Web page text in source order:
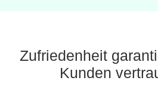
Zufriedenheit
Kunden